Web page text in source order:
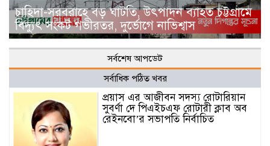
চাহিদা-সরবরাহে বড় ঘাটতি, উৎপাদন ব্যাহত চট্টগ্রামে
বিদ্যুৎ সংকট গভীরতর, দুর্ভোগে নাভিশ্বাস
সর্বশেষ আপডেট
সর্বাধিক পঠিত খবর
প্রয়াস এর আজীবন সদস্য রোটারিয়ান
সুবর্ণা দে পিএইচএফ রোটারী ক্লাব অব
রেইনবো’র সভাপতি নির্বাচিত